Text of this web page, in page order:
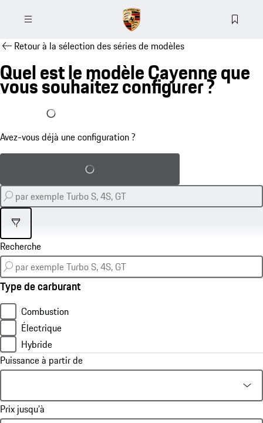
Retour à la sélection des séries de modèles
Quel est le modèle Cayenne que
vous souhaitez configurer ?
J'ai déjà une configuration
Avez-vous déjà une configuration ?
Charger la configuration sauvegardée
Filtre
Type de carburant
Combustion
Électrique
Hybride
Puissance à partir de
Prix jusqu'à